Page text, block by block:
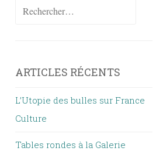
Rechercher :
ARTICLES RÉCENTS
L’Utopie des bulles sur France
Culture
Tables rondes à la Galerie